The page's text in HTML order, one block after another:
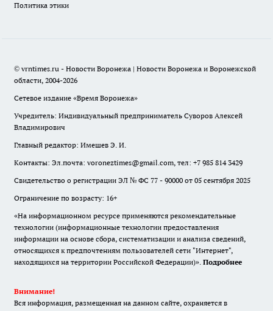
Политика этики
© vrntimes.ru - Новости Воронежа | Новости Воронежа и Воронежской
области, 2004-2026
Сетевое издание «Время Воронежа»
Учредитель: Индивидуальный предприниматель Суворов Алексей
Владимирович
Главный редактор: Имешев Э. И.
Контакты: Эл.почта: voroneztimes@gmail.com, тел: +7 985 814 3429
Свидетельство о регистрации ЭЛ № ФС 77 - 90000 от 05 сентября 2025
Ограничение по возрасту: 16+
«На информационном ресурсе применяются рекомендательные
технологии (информационные технологии предоставления
информации на основе сбора, систематизации и анализа сведений,
относящихся к предпочтениям пользователей сети "Интернет",
находящихся на территории Российской Федерации)». Подробнее
Внимание!
Вся информация, размещенная на данном сайте, охраняется в